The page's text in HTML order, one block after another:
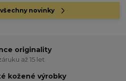
novinky
originality
až 15 let
kožené výrobky